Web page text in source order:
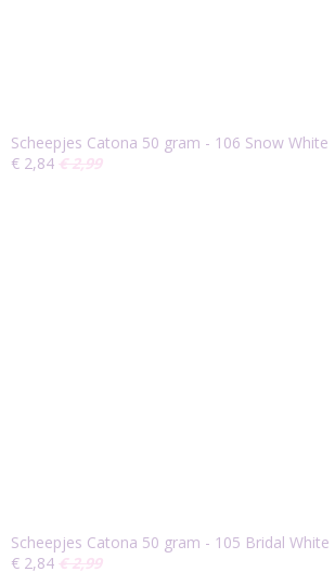
Scheepjes Catona 50 gram - 106 Snow White
€ 2,84 € 2,99
Scheepjes Catona 50 gram - 105 Bridal White
€ 2,84 € 2,99